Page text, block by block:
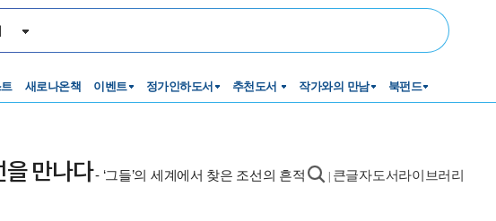
새로나온책 이벤트 정가인하도서 추천도서 작가와의 만남 북펀드
을 만나다- ‘그들’의 세계에서 찾은 조선의 흔적 큰글자도서라이브러리